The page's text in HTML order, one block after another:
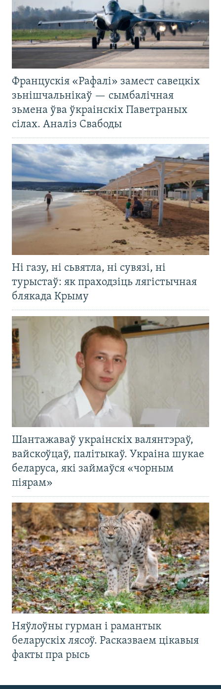
Францускія «Рафалі» замест савецкіх
зьнішчальнікаў — сымбалічная
зьмена ўва ўкраінскіх Паветраных
сілах. Аналіз Свабоды
Ні газу, ні сьвятла, ні сувязі, ні
турыстаў: як праходзіць лягістычная
блякада Крыму
Шантажаваў украінскіх валянтэраў,
вайскоўцаў, палітыкаў. Украіна шукае
беларуса, які займаўся «чорным
піярам»
Няўлоўны гурман і рамантык
беларускіх лясоў. Расказваем цікавыя
факты пра рысь